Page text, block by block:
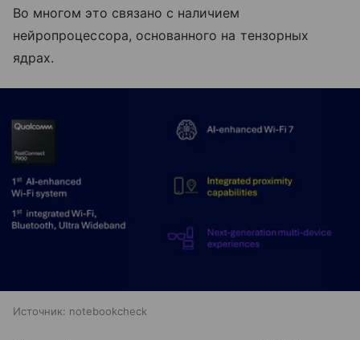
Во многом это связано с наличием
нейропроцессора, основанного на тензорных
ядрах.
Источник: notebookcheck